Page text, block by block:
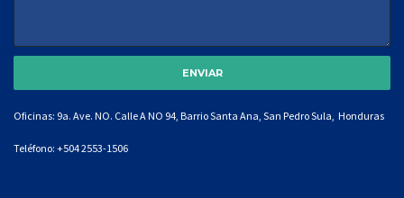
Oficinas: 9a. Ave. NO. Calle A NO 94, Barrio Santa Ana, San Pedro Sula, Honduras
Teléfono: +504 2553-1506